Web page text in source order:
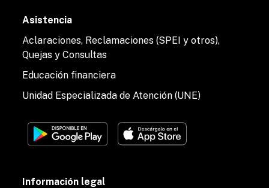
Asistencia
Aclaraciones, Reclamaciones (SPEI y otros),
Quejas y Consultas
Educación financiera
Unidad Especializada de Atención (UNE)
Información legal